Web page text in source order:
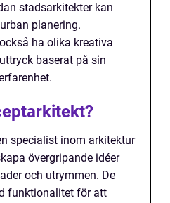
stadsarkitekter kan
planering.
ha olika kreativa
baserat på sin
specialist inom arkitektur
övergripande idéer
och utrymmen. De
funktionalitet för att